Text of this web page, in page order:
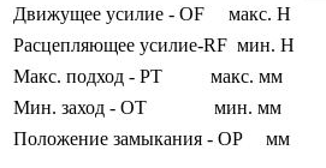
Движущее усилие - OF макс. Н
Расцепляющее усилие-RF мин. Н
Макс. подход - PT макс. мм
Мин. заход - OT мин. мм
Положение замыкания - OP мм